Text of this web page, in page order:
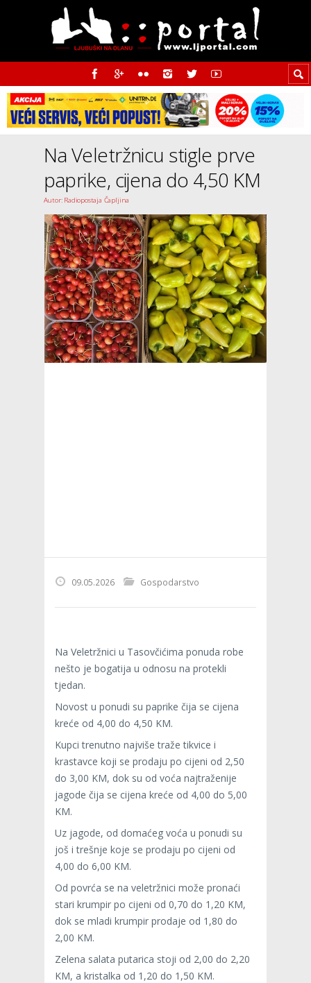
Na Veletržnicu stigle prve
paprike, cijena do 4,50 KM
Autor: Radiopostaja Čapljina
09.05.2026 Gospodarstvo
Na Veletržnici u Tasovčićima ponuda robe
nešto je bogatija u odnosu na protekli
tjedan.
Novost u ponudi su paprike čija se cijena
kreće od 4,00 do 4,50 KM.
Kupci trenutno najviše traže tikvice i
krastavce koji se prodaju po cijeni od 2,50
do 3,00 KM, dok su od voća najtraženije
jagode čija se cijena kreće od 4,00 do 5,00
KM.
Uz jagode, od domaćeg voća u ponudi su
još i trešnje koje se prodaju po cijeni od
4,00 do 6,00 KM.
Od povrća se na veletržnici može pronaći
stari krumpir po cijeni od 0,70 do 1,20 KM,
dok se mladi krumpir prodaje od 1,80 do
2,00 KM.
Zelena salata putarica stoji od 2,00 do 2,20
KM, a kristalka od 1,20 do 1,50 KM.